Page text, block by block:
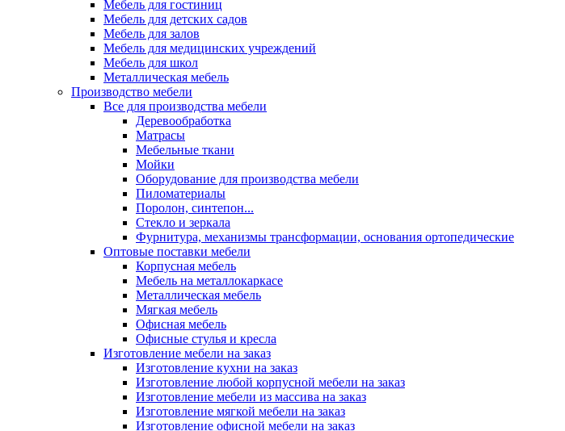
Мебель для гостиниц
Мебель для детских садов
Мебель для залов
Мебель для медицинских учреждений
Мебель для школ
Металлическая мебель
Производство мебели
Все для производства мебели
Деревообработка
Матрасы
Мебельные ткани
Мойки
Оборудование для производства мебели
Пиломатериалы
Поролон, синтепон...
Стекло и зеркала
Фурнитура, механизмы трансформации, основания ортопедические
Оптовые поставки мебели
Корпусная мебель
Мебель на металлокаркасе
Металлическая мебель
Мягкая мебель
Офисная мебель
Офисные стулья и кресла
Изготовление мебели на заказ
Изготовление кухни на заказ
Изготовление любой корпусной мебели на заказ
Изготовление мебели из массива на заказ
Изготовление мягкой мебели на заказ
Изготовление офисной мебели на заказ